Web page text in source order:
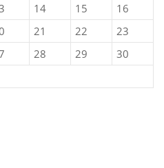
14 15
16
21 22
23
28 29
30